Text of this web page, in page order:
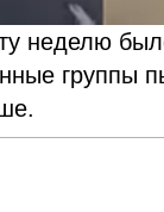
неделю
группы